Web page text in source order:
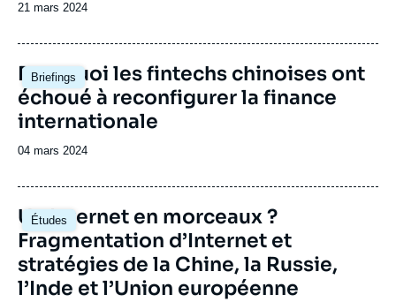
Date
publication
21 mars 2024
Briefings
Image
principale
Pourquoi les fintechs chinoises ont
échoué à reconfigurer la finance
internationale
Date
publication
04 mars 2024
Études
Image
principale
Un Internet en morceaux ?
Fragmentation d’Internet et
stratégies de la Chine, la Russie,
l’Inde et l’Union européenne